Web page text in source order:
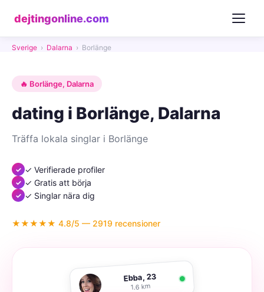
dejtingonline.com
Sverige › Dalarna › Borlänge
🔥 Borlänge, Dalarna
dating i Borlänge, Dalarna
Träffa lokala singlar i Borlänge
✓ Verifierade profiler
✓ Gratis att börja
✓ Singlar nära dig
★★★★★ 4.8/5 — 2919 recensioner
Ebba, 23
1.6 km